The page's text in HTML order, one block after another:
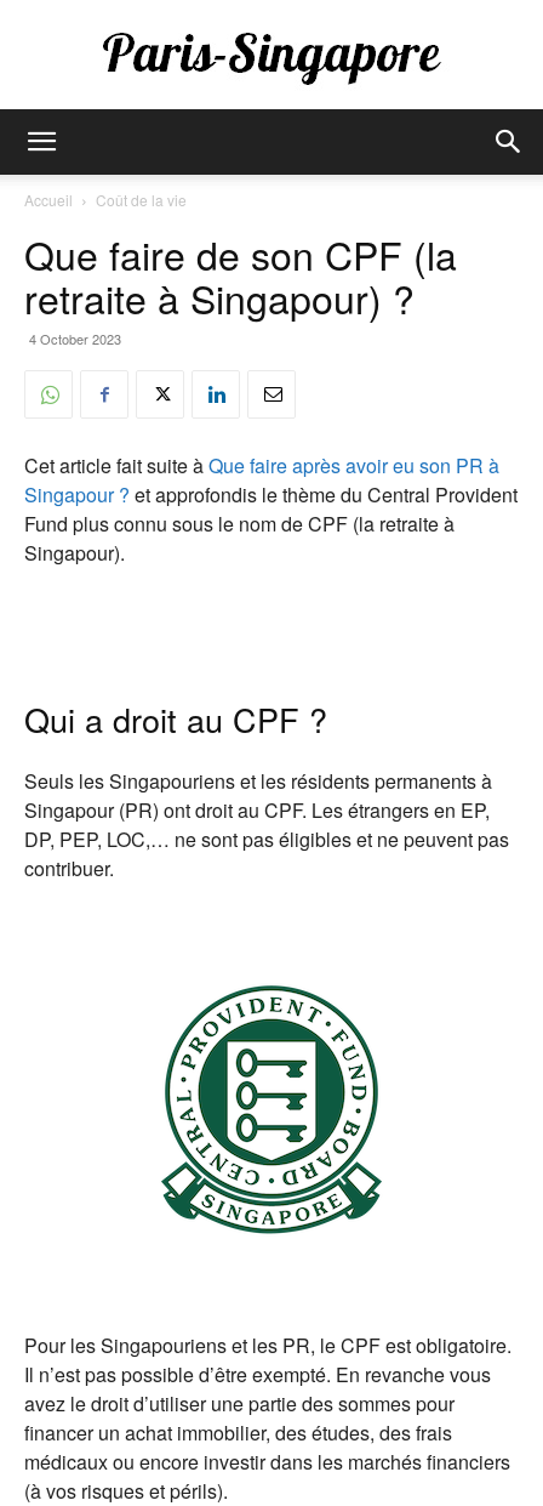
Singapore
Accueil Coût de la vie
Que faire de son CPF (la
retraite à Singapour) ?
4 October 2023
Cet article fait suite àQue faire après avoir eu son PR à
Singapour ? et approfondis le thème du Central Provident
Fund plus connu sous le nom de CPF (la retraite à
Singapour).
Qui a droit au CPF ?
Seuls les Singapouriens et les résidents permanents à
Singapour (PR) ont droit au CPF. Les étrangers en EP,
DP, PEP, LOC,… ne sont pas éligibles et ne peuvent pas
contribuer.
Pour les Singapouriens et les PR, le CPF est obligatoire.
Il n’est pas possible d’être exempté. En revanche vous
avez le droit d’utiliser une partie des sommes pour
financer un achat immobilier, des études, des frais
médicaux ou encore investir dans les marchés financiers
(à vos risques et périls).